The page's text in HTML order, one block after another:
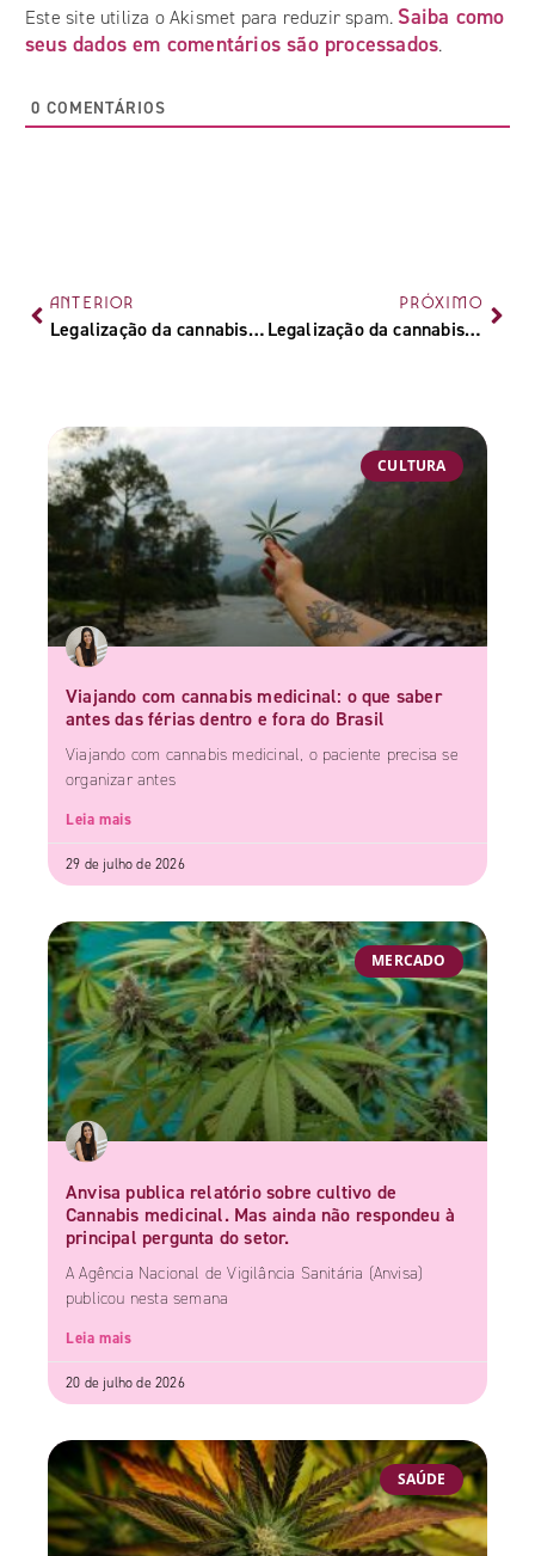
Este site utiliza o Akismet para reduzir spam. Saiba como
seus dados em comentários são processados.
0 COMENTÁRIOS
ANTERIOR
Legalização da cannabis no Paraguai: entenda a regulamentação da planta no país
PRÓXIMO
Legalização da cannabis no Peru: entenda a regulamentação da planta no país
CULTURA
Viajando com cannabis medicinal: o que saber
antes das férias dentro e fora do Brasil
Viajando com cannabis medicinal, o paciente precisa se
organizar antes
Leia mais
29 de julho de 2026
MERCADO
Anvisa publica relatório sobre cultivo de
Cannabis medicinal. Mas ainda não respondeu à
principal pergunta do setor.
A Agência Nacional de Vigilância Sanitária (Anvisa)
publicou nesta semana
Leia mais
20 de julho de 2026
SAÚDE